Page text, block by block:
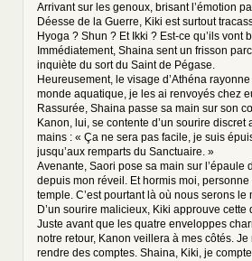
Arrivant sur les genoux, brisant l’émotion
Déesse de la Guerre, Kiki est surtout
Hyoga ? Shun ? Et Ikki ? Est-ce qu’ils vont
Immédiatement, Shaina sent un frisson
inquiète du sort du Saint de Pégase.
Heureusement, le visage d’Athéna
monde aquatique, je les ai renvoyés chez
Rassurée, Shaina passe sa main sur son
Kanon, lui, se contente d’un sourire
mains : « Ça ne sera pas facile, je suis
jusqu’aux remparts du Sanctuaire. »
Avenante, Saori pose sa main sur l’épaule
depuis mon réveil. Et hormis moi,
temple. C’est pourtant là où nous serons le
D’un sourire malicieux, Kiki approuve cette
Juste avant que les quatre enveloppes
notre retour, Kanon veillera à mes côtés.
rendre des comptes. Shaina, Kiki, je